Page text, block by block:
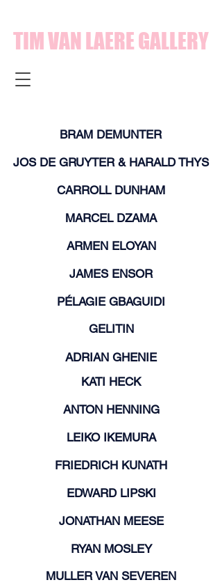
TIM VAN LAERE GALLERY
BRAM DEMUNTER
JOS DE GRUYTER & HARALD THYS
CARROLL DUNHAM
MARCEL DZAMA
ARMEN ELOYAN
JAMES ENSOR
PÉLAGIE GBAGUIDI
GELITIN
ADRIAN GHENIE
KATI HECK
ANTON HENNING
LEIKO IKEMURA
FRIEDRICH KUNATH
EDWARD LIPSKI
JONATHAN MEESE
RYAN MOSLEY
MULLER VAN SEVEREN